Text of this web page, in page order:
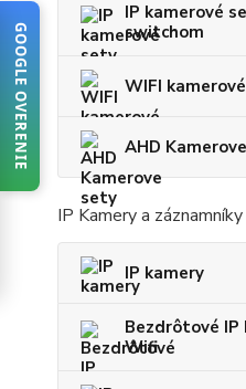
IP kamerové
switchom
WIFI
AHD
IP Kamery a záznamníky
IP kamery
Bezdrôtové IP
Wifi
GOOGLE OVERENIE